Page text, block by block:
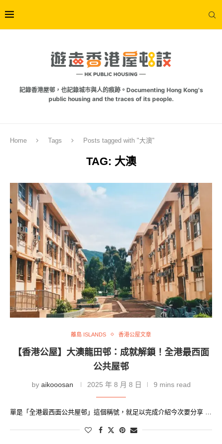
記錄香港屋邨，也記錄城市與人的痕跡。Documenting Hong Kong's
public housing and the traces of its people.
Home Tags Posts tagged with "大澳"
TAG: 大澳
離島 ISLANDS 香港公屋文章
【香港公屋】大澳龍田邨：成就解鎖！全港最西面
公共屋邨
by aikooosan 2025 年 8 月 8 日 9 mins read
單是「全港最西面公共屋邨」這個稱號，就足以完成介紹今次要分享 …